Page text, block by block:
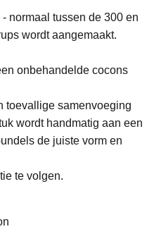
normaal tussen de 300 en
wordt aangemaakt.
onbehandelde cocons
toevallige samenvoeging
wordt handmatig aan een
de juiste vorm en
te volgen.